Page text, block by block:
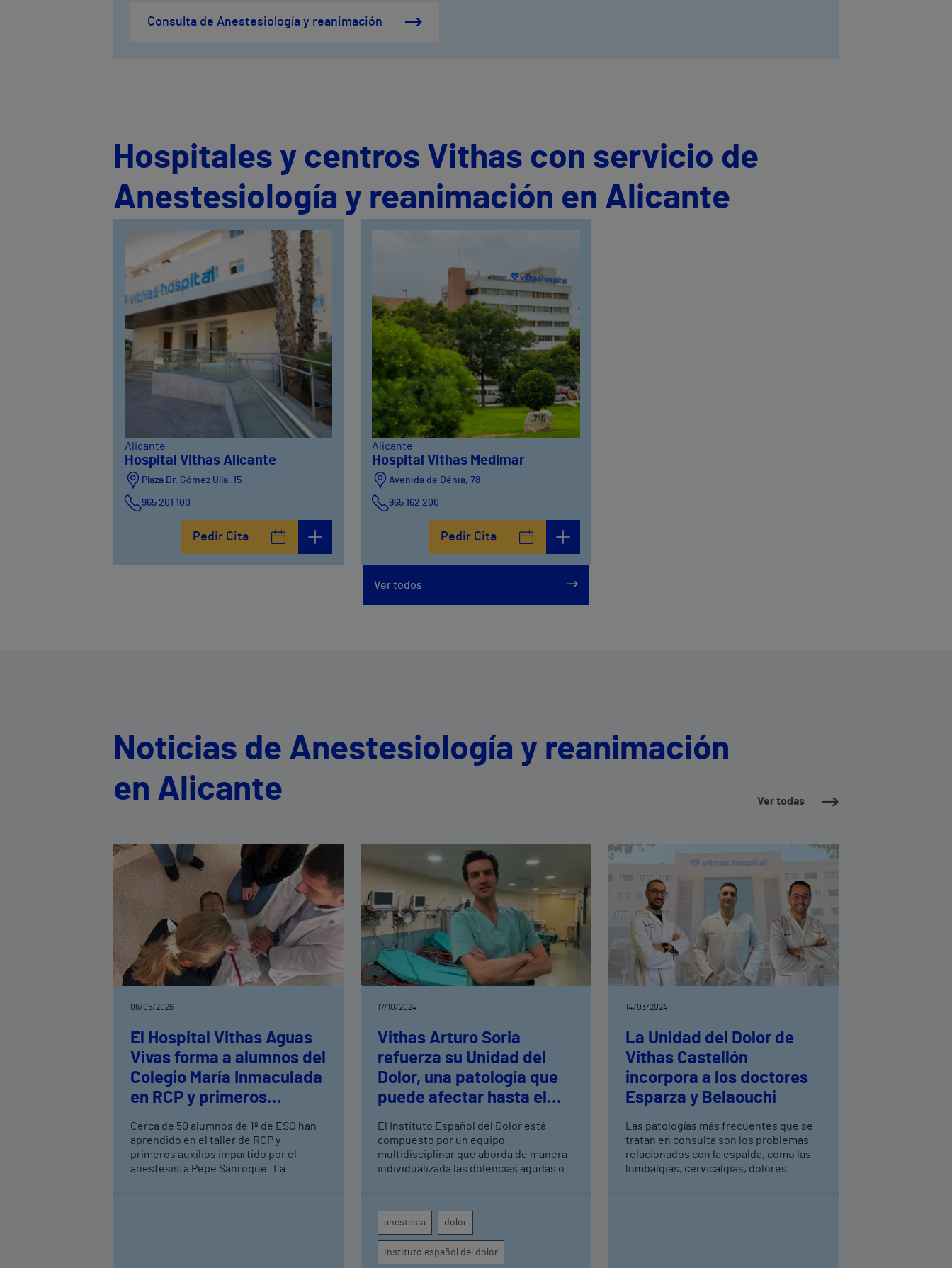
Consulta de Anestesiología y reanimación
Hospitales y centros Vithas con servicio de
Anestesiología y reanimación en Alicante
Alicante
Hospital Vithas Alicante
Plaza Dr. Gómez Ulla, 15
965 201 100
Pedir Cita
Alicante
Hospital Vithas Medimar
Avenida de Dénia, 78
965 162 200
Pedir Cita
Ver todos
Noticias de Anestesiología y reanimación
en Alicante
Ver todas
06/05/2026
El Hospital Vithas Aguas
Vivas forma a alumnos del
Colegio María Inmaculada
en RCP y primeros
auxilios
Cerca de 50 alumnos de 1º de ESO han
aprendido en el taller de RCP y
primeros auxilios impartido por el
anestesista Pepe Sanroque La
17/10/2024
Vithas Arturo Soria
refuerza su Unidad del
Dolor, una patología que
puede afectar hasta el
25% de la población
adulta
El Instituto Español del Dolor está
compuesto por un equipo
multidisciplinar que aborda de manera
individualizada las dolencias agudas o
ofreciendo tratamientos innovadores y
de vanguardia
anestesia dolor
instituto español del dolor
14/03/2024
La Unidad del Dolor de
Vithas Castellón
incorpora a los doctores
Esparza y Belaouchi
Las patologías más frecuentes que se
tratan en consulta son los problemas
relacionados con la espalda, como las
lumbalgias, cervicalgias, dolores